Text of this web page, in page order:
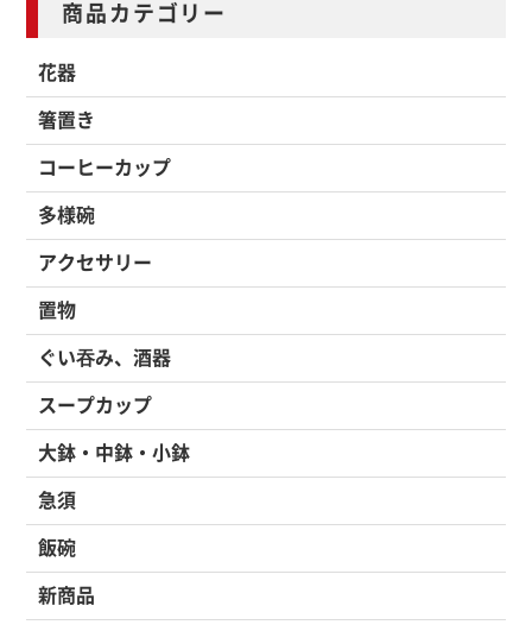
商品カテゴリー
花器
箸置き
コーヒーカップ
多様碗
アクセサリー
置物
ぐい吞み、酒器
スープカップ
大鉢・中鉢・小鉢
急須
飯碗
新商品